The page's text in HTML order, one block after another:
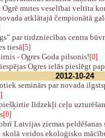
Ogrē mutes veselībai veltīta
atklātajā čempionātā
par tirdzniecības centra
tiesā[5]
- Ogres Goda pilsonis![0]
Ogres ielās pieslēgt
2012-10-24
seminārs par novada
līdzekļi ceļu
[0]
Latvijas ziemas peldēšanas
skolā veidos ekoloģisko